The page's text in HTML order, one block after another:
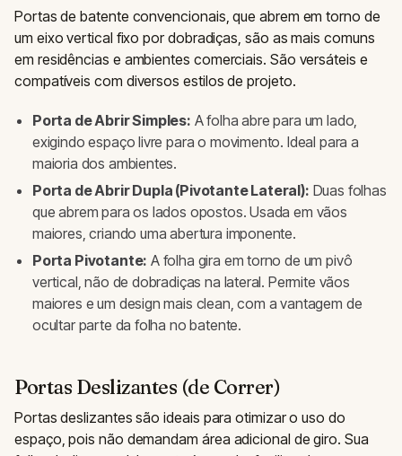
Portas de batente convencionais, que abrem em torno de
um eixo vertical fixo por dobradiças, são as mais comuns
em residências e ambientes comerciais. São versáteis e
compatíveis com diversos estilos de projeto.
Porta de Abrir Simples: A folha abre para um lado,
exigindo espaço livre para o movimento. Ideal para a
maioria dos ambientes.
Porta de Abrir Dupla (Pivotante Lateral): Duas folhas
que abrem para os lados opostos. Usada em vãos
maiores, criando uma abertura imponente.
Porta Pivotante: A folha gira em torno de um pivô
vertical, não de dobradiças na lateral. Permite vãos
maiores e um design mais clean, com a vantagem de
ocultar parte da folha no batente.
Portas Deslizantes (de Correr)
Portas deslizantes são ideais para otimizar o uso do
espaço, pois não demandam área adicional de giro. Sua